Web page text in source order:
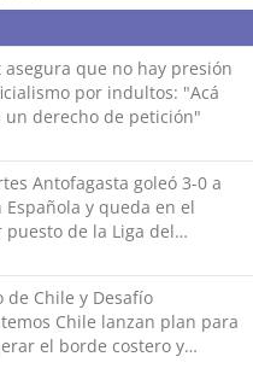
asegura que no hay presión
por indultos: "Acá
un derecho de petición"
Antofagasta goleó 3-0 a
Española y queda en el
puesto de la Liga del
de Chile y Desafío
Chile lanzan plan para
el borde costero y